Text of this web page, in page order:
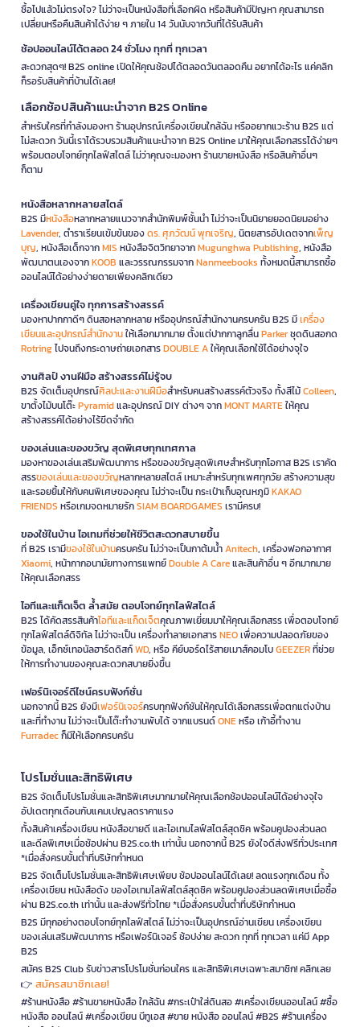
ซื้อไปแล้วไม่ตรงใจ? ไม่ว่าจะเป็นหนังสือที่เลือกผิด หรือสินค้ามีปัญหา คุณสามารถ
เปลี่ยนหรือคืนสินค้าได้ง่าย ๆ ภายใน 14 วันนับจากวันที่ได้รับสินค้า
ช้อปออนไลน์ได้ตลอด 24 ชั่วโมง ทุกที่ ทุกเวลา
สะดวกสุดๆ! B2S online เปิดให้คุณช้อปได้ตลอดวันตลอดคืน อยากได้อะไร แค่คลิก
ก็รอรับสินค้าที่บ้านได้เลย!
เลือกช้อปสินค้าแนะนำจาก B2S Online
สำหรับใครที่กำลังมองหา ร้านอุปกรณ์เครื่องเขียนใกล้ฉัน หรืออยากแวะร้าน B2S แต่
ไม่สะดวก วันนี้เราได้รวบรวมสินค้าแนะนำจาก B2S Online มาให้คุณเลือกสรรได้ง่ายๆ
พร้อมตอบโจทย์ทุกไลฟ์สไตล์ ไม่ว่าคุณจะมองหา ร้านขายหนังสือ หรือสินค้าอื่นๆ
ก็ตาม
หนังสือหลากหลายสไตล์
B2S มีหนังสือหลากหลายแนวจากสำนักพิมพ์ชั้นนำ ไม่ว่าจะเป็นนิยายยอดนิยมอย่าง
Lavender, ตำราเรียนเข้มข้นของดร. ศุภวัฒน์ พุกเจริญ, นิตยสารอัปเดตจากเพ็ญ
บุญ, หนังสือเด็กจากMIS หนังสือจิตวิทยาจากMugunghwa Publishing, หนังสือ
พัฒนาตนเองจากKOOB และวรรณกรรมจากNanmeebooks ทั้งหมดนี้สามารถซื้อ
ออนไลน์ได้อย่างง่ายดายเพียงคลิกเดียว
เครื่องเขียนคู่ใจ ทุกการสร้างสรรค์
มองหาปากกาดีๆ ดินสอหลากหลาย หรืออุปกรณ์สำนักงานครบครัน B2S มีเครื่อง
เขียนและอุปกรณ์สำนักงานให้เลือกมากมาย ตั้งแต่ปากกาลูกลื่นParkerชุดดินสอกด
Rotringไปจนถึงกระดาษถ่ายเอกสารDOUBLE Aให้คุณเลือกใช้ได้อย่างจุใจ
งานศิลป์ งานฝีมือ สร้างสรรค์ไม่รู้จบ
B2S จัดเต็มอุปกรณ์ศิลปะและงานฝีมือสำหรับคนสร้างสรรค์ตัวจริง ทั้งสีไม้Colleen,
ขาตั้งไม้บนโต๊ะPyramidและอุปกรณ์ DIY ต่างๆ จากMONT MARTEให้คุณ
สร้างสรรค์ได้อย่างไร้ขีดจำกัด
ของเล่นและของขวัญ สุดพิเศษทุกเทศกาล
มองหาของเล่นเสริมพัฒนาการ หรือของขวัญสุดพิเศษสำหรับทุกโอกาส B2S เราคัด
สรรของเล่นและของขวัญหลากหลายสไตล์ เหมาะสำหรับทุกเพศทุกวัย สร้างความสุข
และรอยยิ้มให้กับคนพิเศษของคุณ ไม่ว่าจะเป็น กระเป๋าเก็บอุณหภูมิKAKAO
FRIENDS หรือเกมจดหมายรักSIAM BOARDGAMES เรามีครบ!
ของใช้ในบ้าน ไอเทมที่ช่วยให้ชีวิตสะดวกสบายขึ้น
ที่ B2S เรามีของใช้ในบ้านครบครัน ไม่ว่าจะเป็นกาต้มน้ำAnitech, เครื่องฟอกอากาศ
Xiaomi, หน้ากากอนามัยทางการแพทย์Double A Careและสินค้าอื่น ๆ อีกมากมาย
ให้คุณเลือกสรร
ไอทีและแก็ดเจ็ต ล้ำสมัย ตอบโจทย์ทุกไลฟ์สไตล์
B2S ได้คัดสรรสินค้าไอทีและแก็ดเจ็ตคุณภาพเยี่ยมมาให้คุณเลือกสรร เพื่อตอบโจทย์
ทุกไลฟ์สไตล์ดิจิทัล ไม่ว่าจะเป็น เครื่องทำลายเอกสารNEOเพื่อความปลอดภัยของ
ข้อมูล, เอ็กซ์เทอนัลฮาร์ดดิสก์WD, หรือ คีย์บอร์ดไร้สายเมาส์คอมโบGEEZERที่ช่วย
ให้การทำงานของคุณสะดวกสบายยิ่งขึ้น
เฟอร์นิเจอร์ดีไซน์ครบฟังก์ชั่น
นอกจากนี้ B2S ยังมีเฟอร์นิเจอร์ครบทุกฟังก์ชันให้คุณได้เลือกสรรเพื่อตกแต่งบ้าน
และที่ทำงาน ไม่ว่าจะเป็นโต๊ะทำงานพับได้ จากแบรนด์ONEหรือ เก้าอี้ทำงาน
Furradecก็มีให้เลือกครบครัน
โปรโมชั่นและสิทธิพิเศษ
B2S จัดเต็มโปรโมชั่นและสิทธิพิเศษมากมายให้คุณเลือกช้อปออนไลน์ได้อย่างจุใจ
อัปเดตทุกเดือนกับแคมเปญลดราคาแรง
ทั้งสินค้าเครื่องเขียน หนังสือขายดี และไอเทมไลฟ์สไตล์สุดชิค พร้อมคูปองส่วนลด
และดีลพิเศษเมื่อช้อปผ่าน B2S.co.th เท่านั้น นอกจากนี้ B2S ยังใจดีส่งฟรีทั่วประเทศ
*เมื่อสั่งครบขั้นต่ำที่บริษัทกำหนด
B2S จัดเต็มโปรโมชั่นและสิทธิพิเศษเพียบ ช้อปออนไลน์ได้เลย! ลดแรงทุกเดือน ทั้ง
เครื่องเขียน หนังสือดัง ของไอเทมไลฟ์สไตล์สุดชิค พร้อมคูปองส่วนลดพิเศษเมื่อซื้อ
ผ่าน B2S.co.th เท่านั้น และส่งฟรีทั่วไทย *เมื่อสั่งครบขั้นต่ำที่บริษัทกำหนด
B2S มีทุกอย่างตอบโจทย์ทุกไลฟ์สไตล์ ไม่ว่าจะเป็นอุปกรณ์อ่านเขียน เครื่องเขียน
ของเล่นเสริมพัฒนาการ หรือเฟอร์นิเจอร์ ช้อปง่าย สะดวก ทุกที่ ทุกเวลา แค่มี App
B2S
สมัคร B2S Club รับข่าวสารโปรโมชั่นก่อนใคร และสิทธิพิเศษเฉพาะสมาชิก! คลิกเลย
👉 สมัครสมาชิกเลย!
#ร้านหนังสือ #ร้านขายหนังสือ ใกล้ฉัน #กระเป๋าใส่ดินสอ #เครื่องเขียนออนไลน์ #ซื้อ
หนังสือ ออนไลน์ #เครื่องเขียน บีทูเอส #ขาย หนังสือ ออนไลน์ #B2S #ร้านเครื่อง